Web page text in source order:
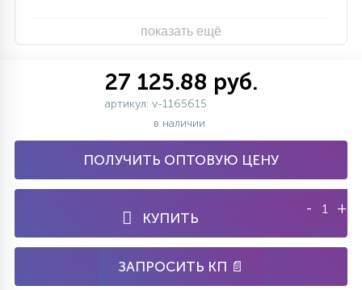
показать ещё
27 125.88 руб.
артикул: v-1165615
в наличии
ПОЛУЧИТЬ ОПТОВУЮ ЦЕНУ
КУПИТЬ
- +
ЗАПРОСИТЬ КП 📄